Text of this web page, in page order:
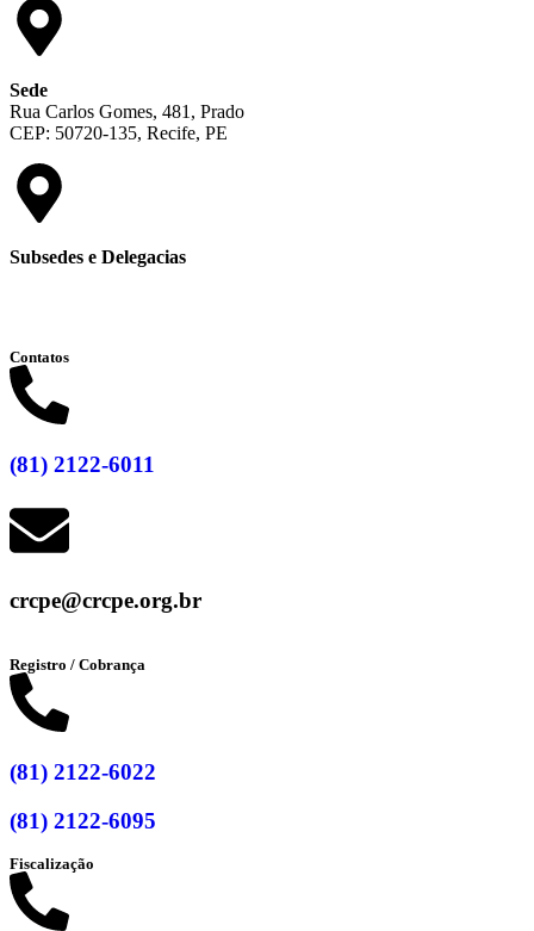
Sede
Rua Carlos Gomes, 481, Prado
CEP: 50720-135, Recife, PE
Subsedes e Delegacias
Contatos
(81) 2122-6011
crcpe@crcpe.org.br
Registro / Cobrança
(81) 2122-6022
(81) 2122-6095
Fiscalização